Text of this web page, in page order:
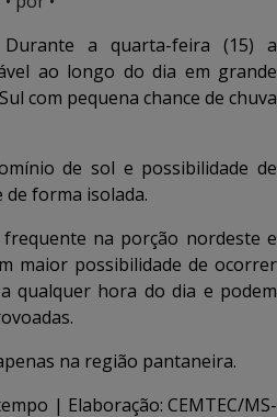
a quarta-feira (15) a
ao longo do dia em grande
com pequena chance de chuva
de sol e possibilidade de
de forma isolada.
na porção nordeste e
maior possibilidade de ocorrer
qualquer hora do dia e podem
na região pantaneira.
| Elaboração: CEMTEC/MS-